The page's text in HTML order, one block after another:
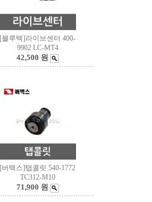
[블루텍]라이브센터 400-
9902 LC-MT4
42,500 원
[버텍스]탭콜릿 540-1772
TC312-M10
71,900 원